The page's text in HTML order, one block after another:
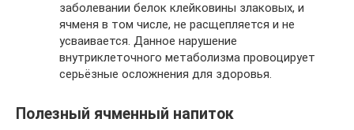
заболевании белок клейковины злаковых, и
ячменя в том числе, не расщепляется и не
усваивается. Данное нарушение
внутриклеточного метаболизма провоцирует
серьёзные осложнения для здоровья.
Полезный ячменный напиток